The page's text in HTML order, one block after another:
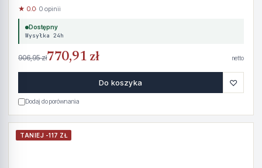
★ 0.0· 0 opinii
Dostępny
Wysyłka 24h
906,95 zł770,91 zł netto
Do koszyka ♡
Dodaj do porównania
TANIEJ -117 ZŁ